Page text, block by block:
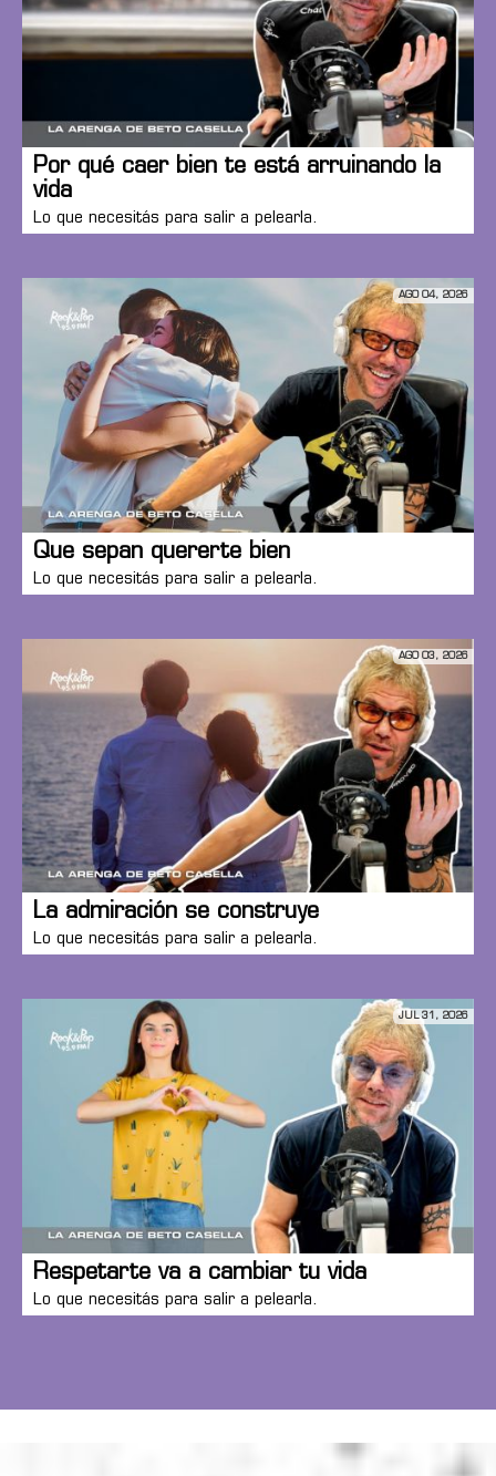
Por qué caer bien te está arruinando la
vida
Lo que necesitás para salir a pelearla.
AGO 04, 2026
Que sepan quererte bien
Lo que necesitás para salir a pelearla.
AGO 03, 2026
La admiración se construye
Lo que necesitás para salir a pelearla.
JUL 31, 2026
Respetarte va a cambiar tu vida
Lo que necesitás para salir a pelearla.